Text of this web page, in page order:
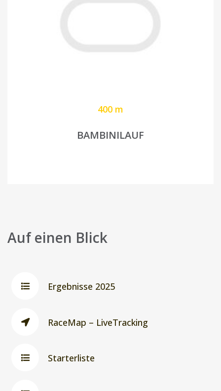
400 m
BAMBINILAUF
Auf einen Blick
Ergebnisse 2025
RaceMap – LiveTracking
Starterliste